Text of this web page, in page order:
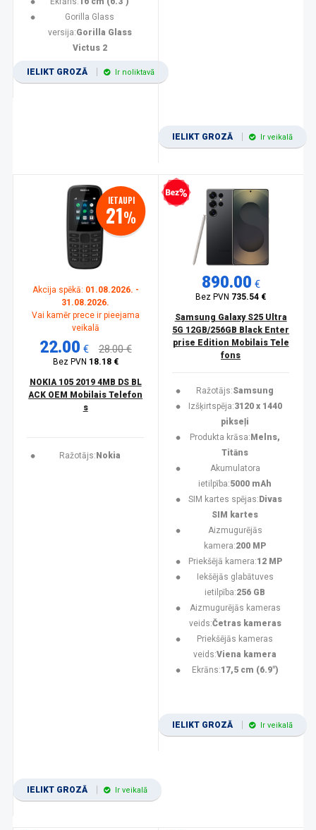
Gorilla Glass
versija:Gorilla Glass
Victus 2
IELIKT GROZĀ Ir noliktavā
IELIKT GROZĀ Ir veikalā
IETAUPI
21%
Akcija spēkā: 01.08.2026. -
31.08.2026.
Vai kamēr prece ir pieejama
veikalā
22.00 € 28.00 €
Bez PVN 18.18 €
NOKIA 105 2019 4MB DS BL
ACK OEM Mobilais Telefon
s
Ražotājs: Nokia
IELIKT GROZĀ Ir veikalā
Bezprocentu kredīts
890.00 €
Bez PVN 735.54 €
Samsung Galaxy S25 Ultra
5G 12GB/256GB Black Enter
prise Edition Mobilais Tele
fons
Ražotājs:Samsung
Izšķirtspēja:3120 x 1440
pikseļi
Produkta krāsa: Melns,
Titāns
Akumulatora
ietilpība:5000 mAh
SIM kartes spējas: Divas
SIM kartes
Aizmugurējās
kamera:200 MP
Priekšējā kamera:12 MP
Iekšējās glabātuves
ietilpība:256 GB
Aizmugurējās kameras
veids:Četras kameras
Priekšējās kameras
veids:Viena kamera
Ekrāns:17,5 cm (6.9")
IELIKT GROZĀ Ir veikalā